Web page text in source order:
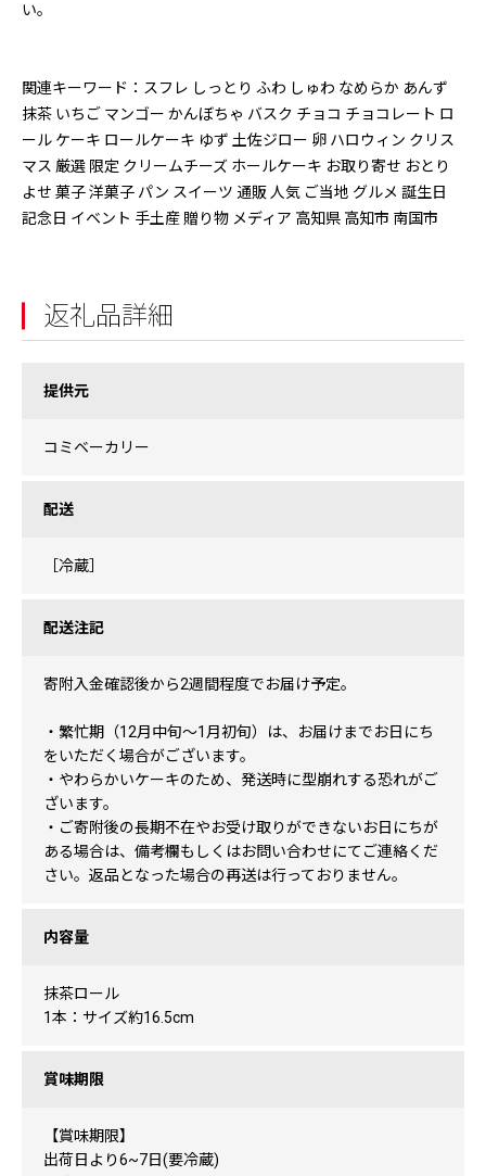
い。
関連キーワード：スフレ しっとり ふわ しゅわ なめらか あんず
抹茶 いちご マンゴー かんぼちゃ バスク チョコ チョコレート ロ
ール ケーキ ロールケーキ ゆず 土佐ジロー 卵 ハロウィン クリス
マス 厳選 限定 クリームチーズ ホールケーキ お取り寄せ おとり
よせ 菓子 洋菓子 パン スイーツ 通販 人気 ご当地 グルメ 誕生日
記念日 イベント 手土産 贈り物 メディア 高知県 高知市 南国市
返礼品詳細
提供元
コミベーカリー
配送
［冷蔵］
配送注記
寄附入金確認後から2週間程度でお届け予定。
・繁忙期（12月中旬～1月初旬）は、お届けまでお日にち
をいただく場合がございます。
・やわらかいケーキのため、発送時に型崩れする恐れがご
ざいます。
・ご寄附後の長期不在やお受け取りができないお日にちが
ある場合は、備考欄もしくはお問い合わせにてご連絡くだ
さい。返品となった場合の再送は行っておりません。
内容量
抹茶ロール
1本：サイズ約16.5cm
賞味期限
【賞味期限】
出荷日より6~7日(要冷蔵)